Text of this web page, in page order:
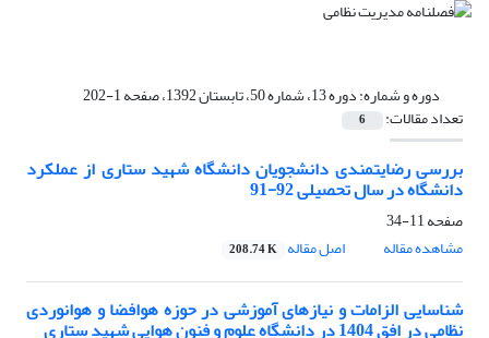
دوره و شماره:دوره 13، شماره 50، تابستان 1392، صفحه 1-202
تعداد مقالات: 6
بررسی رضایتمندی دانشجویان دانشگاه شهید ستاری از عملکرد
دانشگاه در سال تحصیلی 92-91
صفحه11-34
مشاهده مقاله
اصل مقاله 208.74 K
شناسایی الزامات و نیازهای آموزشی در حوزه هوافضا و هوانوردی
نظامی در افق 1404 در دانشگاه علوم و فنون هوایی شهید ستاری